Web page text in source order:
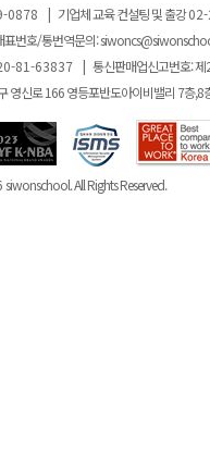
0878 | 기업체 교육 컨설팅 및 출강
표번호/통번역문의:
81-63837 | 통신판매업신고번호: 제
영신로 166 영등포반도아이비밸리 7층,8
siwonschool. All Rights Reserved.